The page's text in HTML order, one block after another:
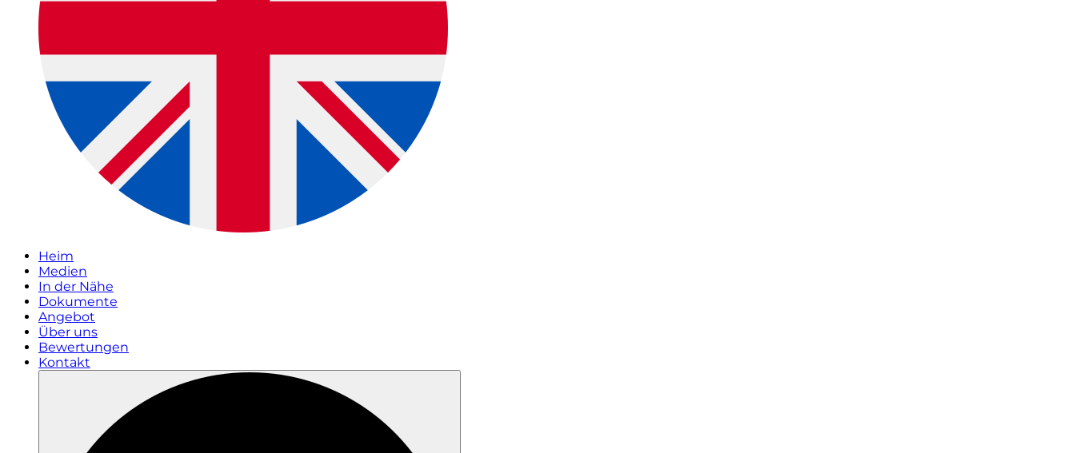
Heim
Medien
In der Nähe
Dokumente
Angebot
Über uns
Bewertungen
Kontakt